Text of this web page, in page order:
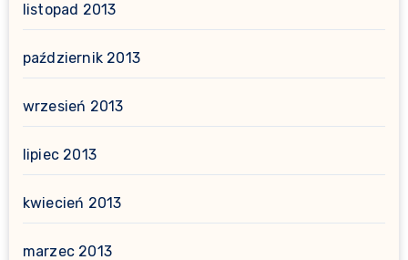
listopad 2013
październik 2013
wrzesień 2013
lipiec 2013
kwiecień 2013
marzec 2013